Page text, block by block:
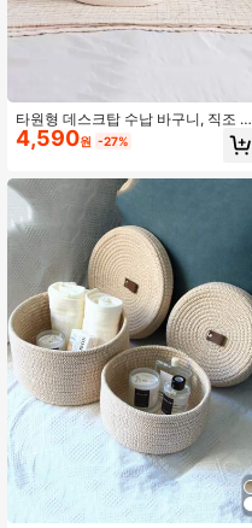
타원형 데스크탑 수납 바구니, 직조 디
자인, 열쇠, 화장품, 작은 물건, 액세서
리 보관에 완벽, 가정, 사무실, 침실 화
되는 장식용 정리함
4,590원 -27%